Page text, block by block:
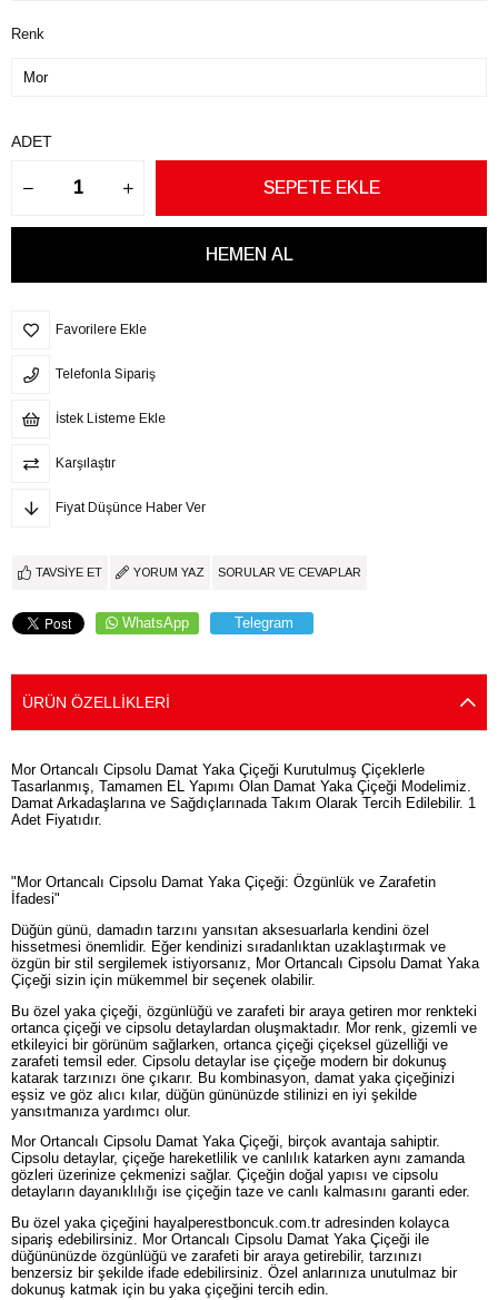
Renk
ADET
Favorilere Ekle
Telefonla Sipariş
İstek Listeme Ekle
Karşılaştır
Fiyat Düşünce Haber Ver
TAVSIYE ET YORUM YAZ SORULAR VE CEVAPLAR
WhatsApp Telegram
ÜRÜN ÖZELLIKLERI
Mor Ortancalı Cipsolu Damat Yaka Çiçeği Kurutulmuş Çiçeklerle
Tasarlanmış, Tamamen EL Yapımı Olan Damat Yaka Çiçeği Modelimiz.
Damat Arkadaşlarına ve Sağdıçlarınada Takım Olarak Tercih Edilebilir. 1
Adet Fiyatıdır.
"Mor Ortancalı Cipsolu Damat Yaka Çiçeği: Özgünlük ve Zarafetin
İfadesi"
Düğün günü, damadın tarzını yansıtan aksesuarlarla kendini özel
hissetmesi önemlidir. Eğer kendinizi sıradanlıktan uzaklaştırmak ve
özgün bir stil sergilemek istiyorsanız, Mor Ortancalı Cipsolu Damat Yaka
Çiçeği sizin için mükemmel bir seçenek olabilir.
Bu özel yaka çiçeği, özgünlüğü ve zarafeti bir araya getiren mor renkteki
ortanca çiçeği ve cipsolu detaylardan oluşmaktadır. Mor renk, gizemli ve
etkileyici bir görünüm sağlarken, ortanca çiçeği çiçeksel güzelliği ve
zarafeti temsil eder. Cipsolu detaylar ise çiçeğe modern bir dokunuş
katarak tarzınızı öne çıkarır. Bu kombinasyon, damat yaka çiçeğinizi
eşsiz ve göz alıcı kılar, düğün gününüzde stilinizi en iyi şekilde
yansıtmanıza yardımcı olur.
Mor Ortancalı Cipsolu Damat Yaka Çiçeği, birçok avantaja sahiptir.
Cipsolu detaylar, çiçeğe hareketlilik ve canlılık katarken aynı zamanda
gözleri üzerinize çekmenizi sağlar. Çiçeğin doğal yapısı ve cipsolu
detayların dayanıklılığı ise çiçeğin taze ve canlı kalmasını garanti eder.
Bu özel yaka çiçeğini hayalperestboncuk.com.tr adresinden kolayca
sipariş edebilirsiniz. Mor Ortancalı Cipsolu Damat Yaka Çiçeği ile
düğününüzde özgünlüğü ve zarafeti bir araya getirebilir, tarzınızı
benzersiz bir şekilde ifade edebilirsiniz. Özel anlarınıza unutulmaz bir
dokunuş katmak için bu yaka çiçeğini tercih edin.